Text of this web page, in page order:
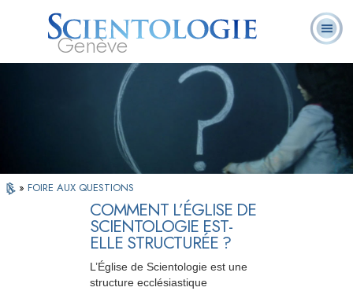
Genève
Qu’est-ce que la
Scientologie ?
Ministres
volontaires
Foire aux
questions
» FOIRE AUX QUESTIONS
COMMENT L’ÉGLISE DE
SCIENTOLOGIE EST-
ELLE STRUCTURÉE ?
L’Église de Scientologie est une
structure ecclésiastique